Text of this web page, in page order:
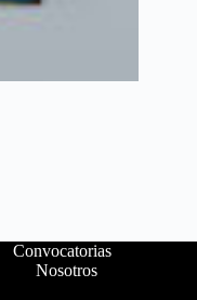
Convocatorias
Nosotros